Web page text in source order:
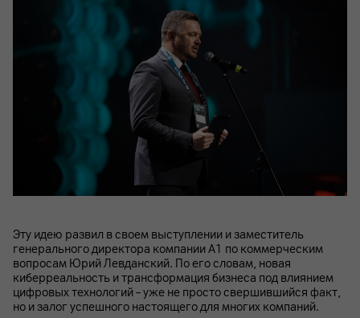
Эту идею развил в своем выступлении и заместитель
генерального директора компании А1 по коммерческим
вопросам Юрий Левданский. По его словам, новая
киберреальность и трансформация бизнеса под влиянием
цифровых технологий – уже не просто свершившийся факт,
но и залог успешного настоящего для многих компаний.